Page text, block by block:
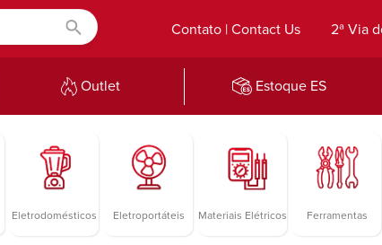
2ª Via
Contato | Contact Us
Outlet Estoque ES
Eletrodomésticos Eletroportáteis Materiais Elétricos Ferramentas